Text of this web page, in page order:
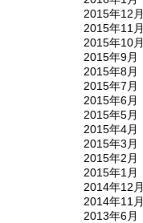
2015年12月
2015年11月
2015年10月
2015年9月
2015年8月
2015年7月
2015年6月
2015年5月
2015年4月
2015年3月
2015年2月
2015年1月
2014年12月
2014年11月
2013年6月